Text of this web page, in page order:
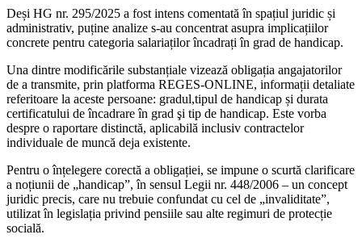
Deși HG nr. 295/2025 a fost intens comentată în spațiul juridic și
administrativ, puține analize s-au concentrat asupra implicațiilor
concrete pentru categoria salariaților încadrați în grad de handicap.
Una dintre modificările substanțiale vizează obligația angajatorilor
de a transmite, prin platforma REGES-ONLINE, informații detaliate
referitoare la aceste persoane: gradul,tipul de handicap și durata
certificatului de încadrare în grad şi tip de handicap. Este vorba
despre o raportare distinctă, aplicabilă inclusiv contractelor
individuale de muncă deja existente.
Pentru o înțelegere corectă a obligației, se impune o scurtă clarificare
a noțiunii de „handicap”, în sensul Legii nr. 448/2006 – un concept
juridic precis, care nu trebuie confundat cu cel de „invaliditate”,
utilizat în legislația privind pensiile sau alte regimuri de protecție
socială.